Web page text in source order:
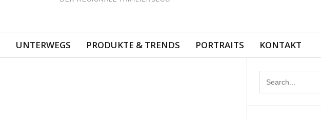
UNTERWEGS PRODUKTE & TRENDS PORTRAITS KONTAKT